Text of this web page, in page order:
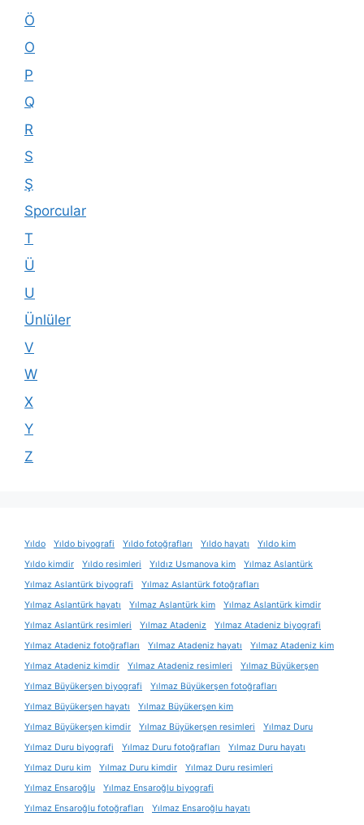
Ö
O
P
Q
R
S
Ş
Sporcular
T
Ü
U
Ünlüler
V
W
X
Y
Z
Yıldo Yıldo biyografi Yıldo fotoğrafları Yıldo hayatı
Yıldo kim
Yıldo kimdir
Yıldo resimleri Yıldız Usmanova kim
Yılmaz Aslantürk
Yılmaz Aslantürk biyografi
Yılmaz Aslantürk fotoğrafları
Yılmaz Aslantürk hayatı
Yılmaz Aslantürk kim
Yılmaz Aslantürk kimdir
Yılmaz Aslantürk resimleri
Yılmaz Atadeniz
Yılmaz Atadeniz biyografi
Yılmaz Atadeniz fotoğrafları
Yılmaz Atadeniz hayatı
Yılmaz Atadeniz kim
Yılmaz Atadeniz kimdir
Yılmaz Atadeniz resimleri
Yılmaz Büyükerşen
Yılmaz Büyükerşen biyografi
Yılmaz Büyükerşen fotoğrafları
Yılmaz Büyükerşen hayatı
Yılmaz Büyükerşen kim
Yılmaz Büyükerşen kimdir
Yılmaz Büyükerşen resimleri
Yılmaz Duru
Yılmaz Duru biyografi
Yılmaz Duru fotoğrafları
Yılmaz Duru hayatı
Yılmaz Duru kim
Yılmaz Duru kimdir
Yılmaz Duru resimleri
Yılmaz Ensaroğlu
Yılmaz Ensaroğlu biyografi
Yılmaz Ensaroğlu fotoğrafları
Yılmaz Ensaroğlu hayatı